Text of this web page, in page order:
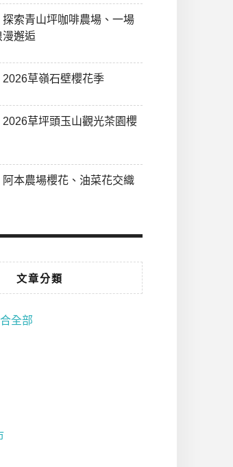
索青山坪咖啡農場、一場
邂逅
草嶺石壁櫻花季
2026草坪頭玉山觀光茶園櫻
本農場櫻花、油菜花交織
文章分類
全部